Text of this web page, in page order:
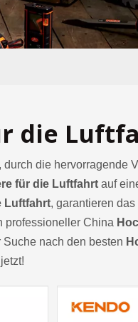
die
durch die hervorragende
für die Luftfahrt auf
Luftfahrt, garantieren
professioneller China
nach den besten